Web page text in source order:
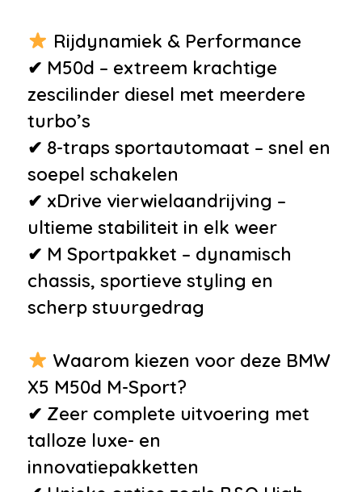
•Airbag(s) side voor
•Airbag bestuurder
•Airbag passagier
•Alarm klasse 3
•Allradantrieb
•Bandenspanningscontrolesysteem
•Derde remlicht
•Hill hold functie
•Rijstrooksensor
Overige
•Achteropkomend verkeer
waarschuwing
•Adaptief onderstel ‘Comfort’
•Adaptieve bochtverlichting incl.
hoekverlichting
•Afdaal assistent
•Connected services
Rijdynamiek & Performance
✔ M50d – extreem krachtige
zescilinder diesel met meerdere
turbo’s
✔ 8-traps sportautomaat – snel en
soepel schakelen
✔ xDrive vierwielaandrijving –
ultieme stabiliteit in elk weer
✔ M Sportpakket – dynamisch
chassis, sportieve styling en
scherp stuurgedrag
Waarom kiezen voor deze BMW
X5 M50d M-Sport?
✔ Zeer complete uitvoering met
talloze luxe- en
innovatiepakketten